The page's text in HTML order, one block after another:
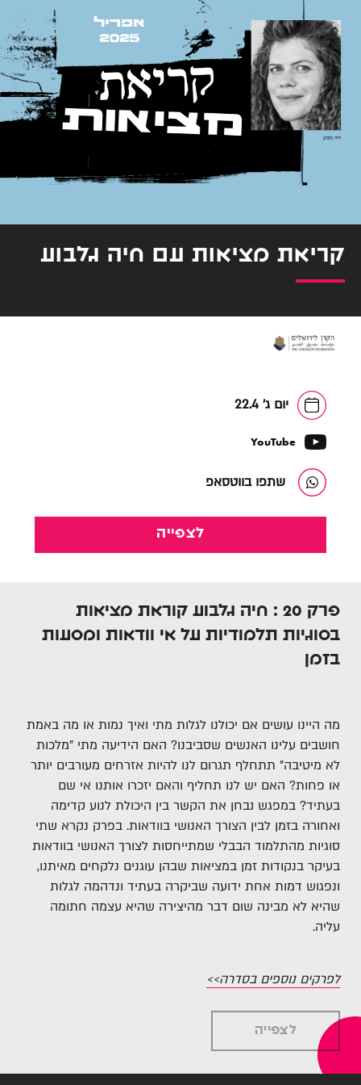
קריאת מציאות עם חיה גלבוע
יום ג' 22.4
YouTube
שתפו בווטסאפ
לצפייה
פרק 20 : חיה גלבוע קוראת מציאות
בסוגיות תלמודיות על אי וודאות ומסעות
בזמן
מה היינו עושים אם יכולנו לגלות מתי ואיך נמות או מה באמת
חושבים עלינו האנשים שסביבנו? האם הידיעה מתי "מלכות
לא מיטיבה" תתחלף תגרום לנו להיות אזרחים מעורבים יותר
או פחות? האם יש לנו תחליף והאם יזכרו אותנו אי שם
בעתיד? במפגש נבחן את הקשר בין היכולת לנוע קדימה
ואחורה בזמן לבין הצורך האנושי בוודאות. בפרק נקרא שתי
סוגיות מהתלמוד הבבלי שמתייחסות לצורך האנושי בוודאות
בעיקר בנקודות זמן במציאות שבהן עוגנים נלקחים מאיתנו,
ונפגוש דמות אחת ידועה שביקרה בעתיד ונדהמה לגלות
שהיא לא מבינה שום דבר מהיצירה שהיא עצמה חתומה
עליה.
לפרקים נוספים בסדרה>>
לצפייה